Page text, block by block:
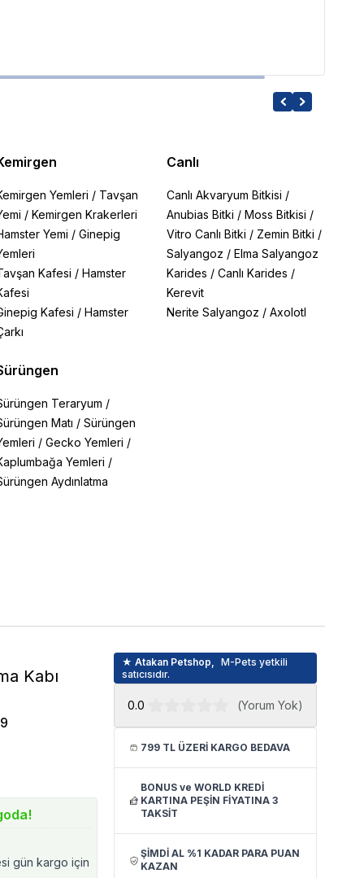
Yemleri / Tavşan
/ Kemirgen Krakerleri
Yemi / Ginepig
Kafesi / Hamster
Kafesi / Hamster
Teraryum /
Matı / Sürüngen
/ Gecko Yemleri /
Yemleri /
Aydınlatma
Canlı
Canlı Akvaryum Bitkisi /
Anubias Bitki /Moss Bitkisi /
Vitro Canlı Bitki / Zemin Bitki /
Salyangoz /Elma Salyangoz
Karides /Canlı Karides /
Kerevit
Nerite Salyangoz /Axolotl
Kabı
gün kargo için
★ Atakan Petshop,
M-Pets yetkili
satıcısıdır.
0.0 (Yorum Yok)
799 TL ÜZERİ KARGO BEDAVA
BONUS ve WORLD KREDİ
KARTINA PEŞİN FİYATINA 3
TAKSİT
ŞİMDİ AL %1 KADAR PARA PUAN
KAZAN